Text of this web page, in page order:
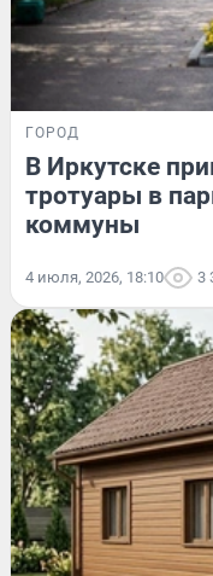
ГОРОД
В Иркутске
тротуары в
коммуны
4 июля, 2026, 18:10 3